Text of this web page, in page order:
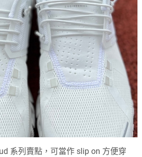
系列賣點，可當作 slip on 方便穿